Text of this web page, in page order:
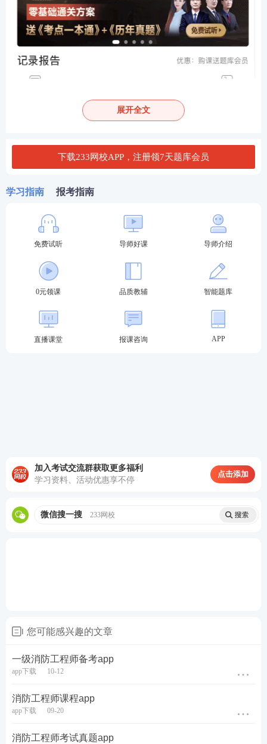
2、电脑端在线机考题库，仿真考场模拟演练;
点击进入>>一级消防工程师资格无纸化机考
展开全文
下载233网校APP，注册领7天题库会员
学习指南 报考指南
免费试听 导师好课 导师介绍
0元领课 品质教辅 智能题库
直播课堂 报课咨询 APP
加入考试交流群获取更多福利
学习资料、活动优惠享不停
点击添加
微信搜一搜 233网校
您可能感兴趣的文章
一级消防工程师备考app
app下载 10-12
消防工程师课程app
app下载 09-20
消防工程师考试真题app